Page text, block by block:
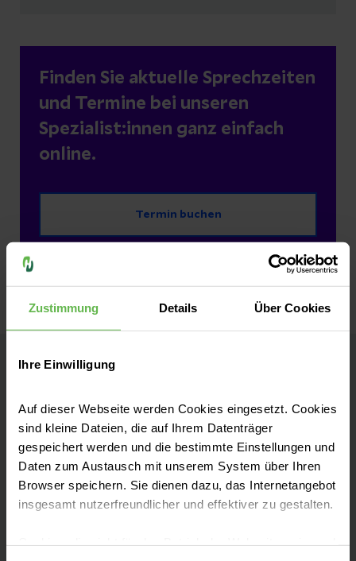
Zustimmung Details Über Cookies
Ihre Einwilligung
Auf dieser Webseite werden Cookies eingesetzt. Cookies
sind kleine Dateien, die auf Ihrem Datenträger
gespeichert werden und die bestimmte Einstellungen und
Daten zum Austausch mit unserem System über Ihren
Browser speichern. Sie dienen dazu, das Internetangebot
insgesamt nutzerfreundlicher und effektiver zu gestalten.
Finden Sie aktuelle Sprechzeiten
und Termine bei unseren
Spezialist:innen ganz einfach
online.
Termin buchen
Kontakt
Kanzlerstraße 2-6
75175 Pforzheim